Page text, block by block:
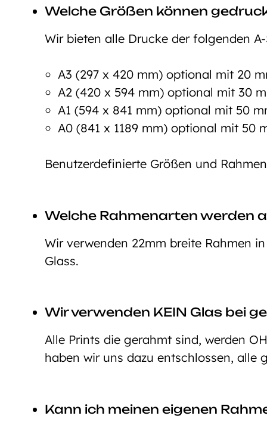
Welche Größen können
Wir bieten alle Drucke der folgenden
A3 (297 x 420 mm) optional mit 20
A2 (420 x 594 mm) optional mit 30
A1 (594 x 841 mm) optional mit 50
A0 (841 x 1189 mm) optional mit 50
Benutzerdefinierte Größen und
Welche Rahmenarten werden
Wir verwenden 22mm breite Rahmen
Glass.
Wir verwenden KEIN Glas bei
Alle Prints die gerahmt sind, werden
haben wir uns dazu entschlossen, alle
Kann ich meinen eigenen